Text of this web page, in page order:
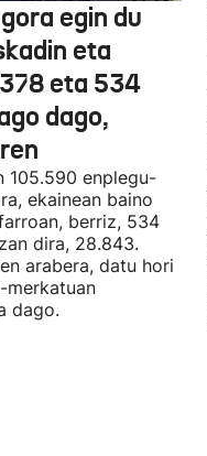
egin du
eta
eta 534
dago,
105.590 enplegu-
ekainean baino
berriz, 534
dira, 28.843.
arabera, datu hori
merkatuan
dago.